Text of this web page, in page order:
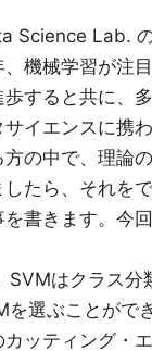
Science Lab.
機械学習が注
すると共に、
イエンスに携
の中で、理論
たら、それを
書きます。今
はクラス分
選ぶことがで
ッティング・